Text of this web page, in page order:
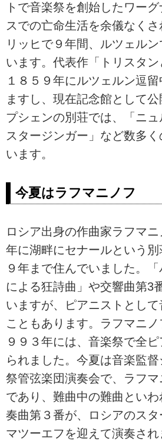
トで音楽祭を創始したワー
スでの亡命生活を余儀なく
リッヒで９年間、ルツェル
います。代表作「トリスタン
１８５９年にルツェルン逗
ますし、現在記念館として
プシェンの別荘では、「ニ
スタージンガー」など数多
います。
今夏はラフマニノフ
ロシア出身の作曲家ラフマ
年に湖畔にセナールという別
９年まで住んでいました。
による狂詩曲」や交響曲第3
いますが、ピアニストとし
こともあります。ラフマニノ
９９３年には、音楽祭で全
られました。今夏は音楽監
祭管弦楽団演奏会で、ラフ
であり、難曲中の難曲とい
奏曲第３番が、ロシアのスタ
マツーエフを迎えて演奏さ